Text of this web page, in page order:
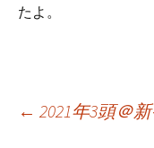
たよ。
投
← 2021年3頭＠